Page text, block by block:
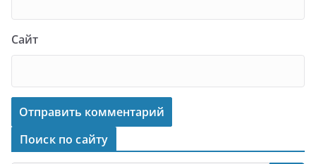
Сайт
Поиск по сайту